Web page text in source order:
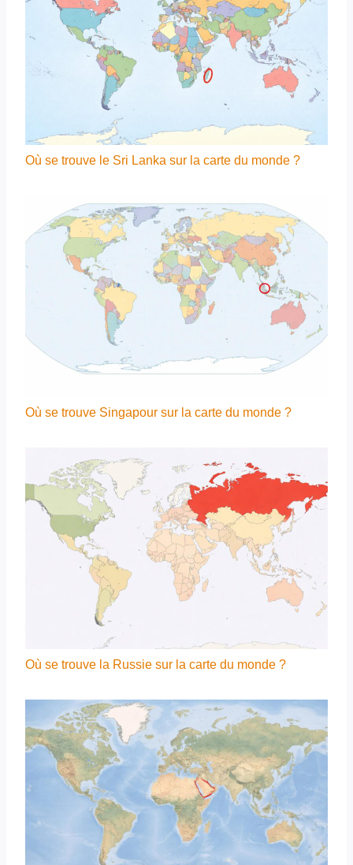
Où se trouve le Sri Lanka sur la carte du monde ?
Où se trouve Singapour sur la carte du monde ?
Où se trouve la Russie sur la carte du monde ?